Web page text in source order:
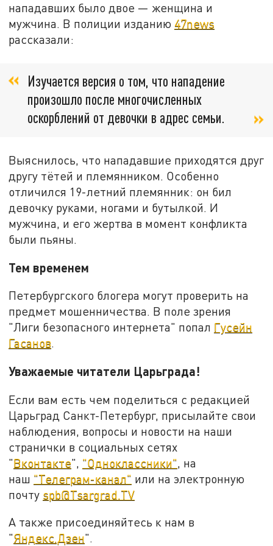
нападавших было двое — женщина и
мужчина. В полиции изданию 47news
рассказали:
Изучается версия о том, что нападение
произошло после многочисленных
оскорблений от девочки в адрес семьи.
Выяснилось, что нападавшие приходятся друг
другу тётей и племянником. Особенно
отличился 19-летний племянник: он бил
девочку руками, ногами и бутылкой. И
мужчина, и его жертва в момент конфликта
были пьяны.
Тем временем
Петербургского блогера могут проверить на
предмет мошенничества. В поле зрения
"Лиги безопасного интернета" попал Гусейн
Гасанов.
Уважаемые читатели Царьграда!
Если вам есть чем поделиться с редакцией
Царьград Санкт-Петербург, присылайте свои
наблюдения, вопросы и новости на наши
странички в социальных сетях
"Вконтакте", "Одноклассники", на
наш "Телеграм-канал" или на электронную
почту spb@Tsargrad.TV
А также присоединяйтесь к нам в
"Яндекс.Дзен".